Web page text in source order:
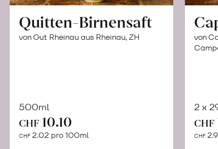
Quitten-Birnensaft
von Gut Rheinau aus Rheinau, ZH
500ml
CHF 10.10
CHF 2.02 pro 100ml
Warenkorb
von
2 x
CHF
CHF